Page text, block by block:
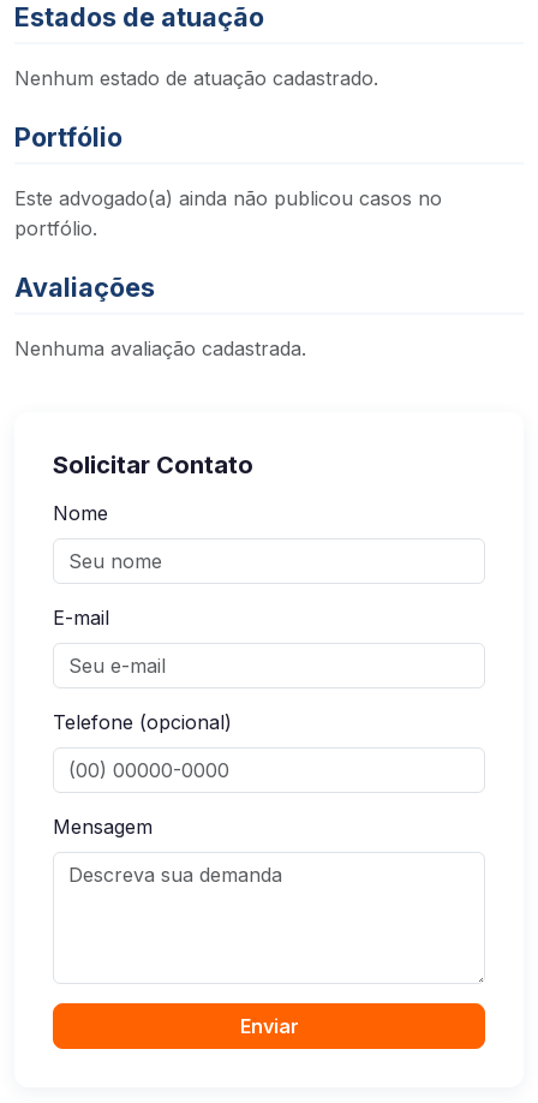
Estados de atuação
Nenhum estado de atuação cadastrado.
Portfólio
Este advogado(a) ainda não publicou casos no
portfólio.
Avaliações
Nenhuma avaliação cadastrada.
Solicitar Contato
Nome
E-mail
Telefone (opcional)
Mensagem
Enviar